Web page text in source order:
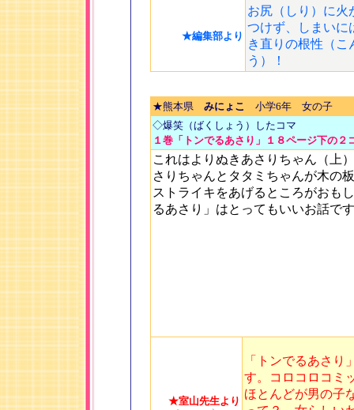
★編集部より
お尻（しり）に火
つけず、しまいに
き直りの根性（こ
う）！
★熊本県 みにょこ
小学6年 女の子
◇爆笑（ばくしょう）したコマ
１巻「トンでるあさり」１８ページ下の２
これはよりぬきあさりちゃん（上
さりちゃんとタタミちゃんが木の
ストライキをあげるところがおも
るあさり」はとってもいいお話で
★室山先生より
「トンでるあさ
す。コロコロコミ
ほとんどが男の子